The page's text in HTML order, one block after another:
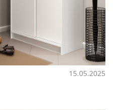
15.05.2025